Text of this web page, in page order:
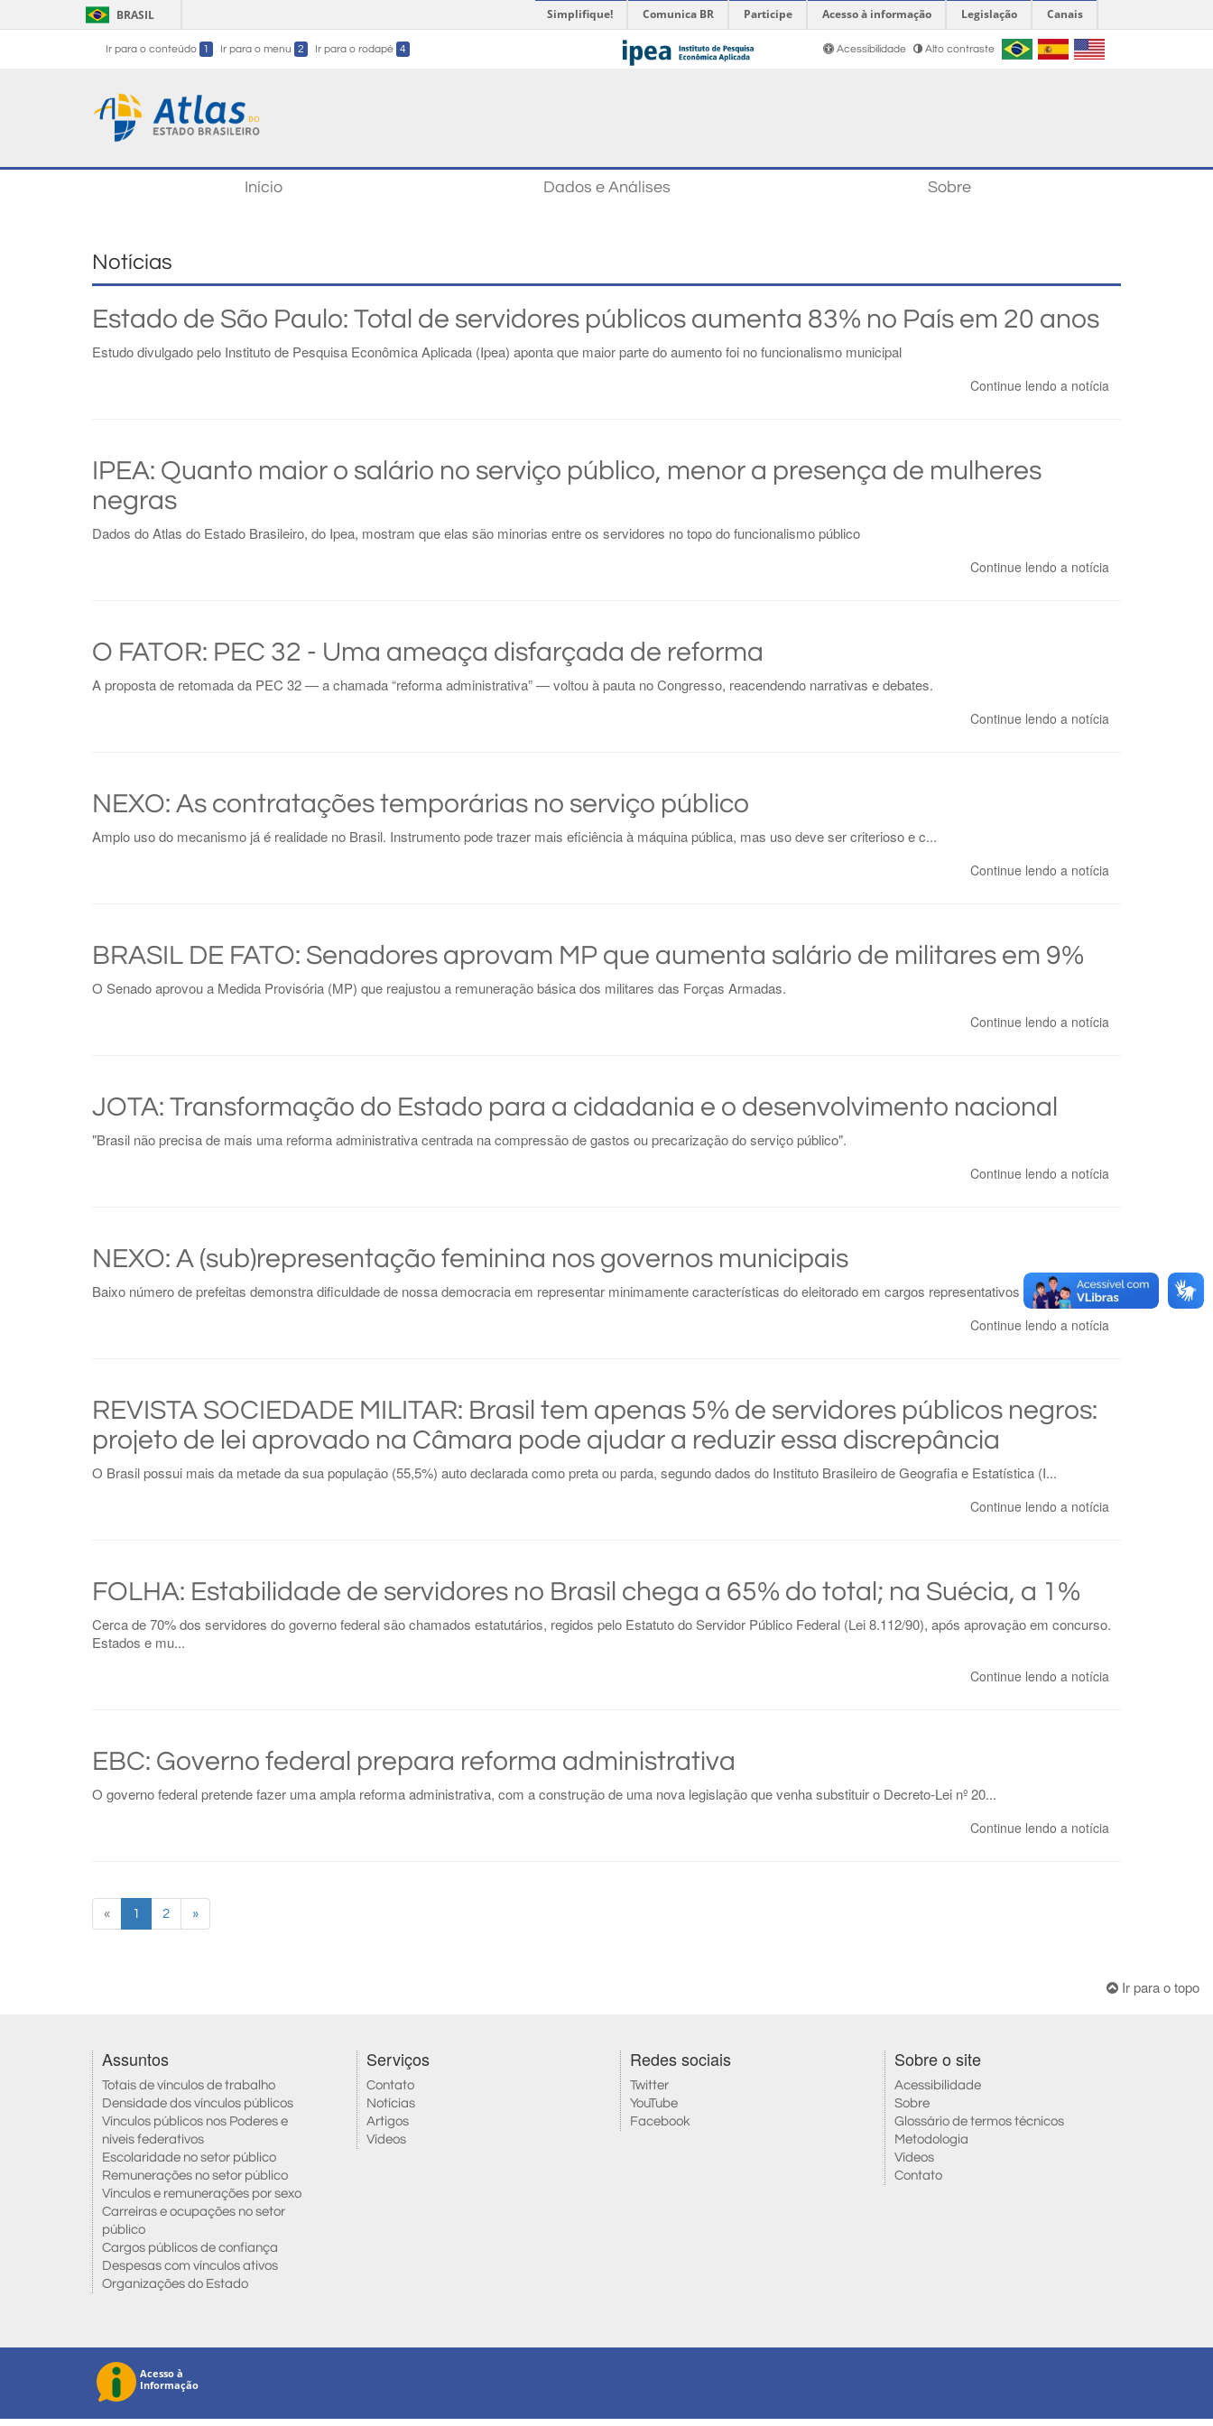
BRASIL Simplifique! Comunica BR Participe Acesso à informação Legislação Canais
Ir para o conteúdo 1 Ir para o menu 2 Ir para o rodapé 4 Acessibilidade Alto contraste
Início Dados e Análises Sobre
Notícias
Estado de São Paulo: Total de servidores públicos aumenta 83% no País em 20 anos
Estudo divulgado pelo Instituto de Pesquisa Econômica Aplicada (Ipea) aponta que maior parte do aumento foi no funcionalismo municipal
Continue lendo a notícia
IPEA: Quanto maior o salário no serviço público, menor a presença de mulheres
negras
Dados do Atlas do Estado Brasileiro, do Ipea, mostram que elas são minorias entre os servidores no topo do funcionalismo público
Continue lendo a notícia
O FATOR: PEC 32 - Uma ameaça disfarçada de reforma
A proposta de retomada da PEC 32 — a chamada “reforma administrativa” — voltou à pauta no Congresso, reacendendo narrativas e debates.
Continue lendo a notícia
NEXO: As contratações temporárias no serviço público
Amplo uso do mecanismo já é realidade no Brasil. Instrumento pode trazer mais eficiência à máquina pública, mas uso deve ser criterioso e c...
Continue lendo a notícia
BRASIL DE FATO: Senadores aprovam MP que aumenta salário de militares em 9%
O Senado aprovou a Medida Provisória (MP) que reajustou a remuneração básica dos militares das Forças Armadas.
Continue lendo a notícia
JOTA: Transformação do Estado para a cidadania e o desenvolvimento nacional
"Brasil não precisa de mais uma reforma administrativa centrada na compressão de gastos ou precarização do serviço público".
Continue lendo a notícia
NEXO: A (sub)representação feminina nos governos municipais
Baixo número de prefeitas demonstra dificuldade de nossa democracia em representar minimamente características do eleitorado em cargos representativos e de poder e tr...
Continue lendo a notícia
REVISTA SOCIEDADE MILITAR: Brasil tem apenas 5% de servidores públicos negros:
projeto de lei aprovado na Câmara pode ajudar a reduzir essa discrepância
O Brasil possui mais da metade da sua população (55,5%) auto declarada como preta ou parda, segundo dados do Instituto Brasileiro de Geografia e Estatística (I...
Continue lendo a notícia
FOLHA: Estabilidade de servidores no Brasil chega a 65% do total; na Suécia, a 1%
Cerca de 70% dos servidores do governo federal são chamados estatutários, regidos pelo Estatuto do Servidor Público Federal (Lei 8.112/90), após aprovação em concurso.
Estados e mu...
Continue lendo a notícia
EBC: Governo federal prepara reforma administrativa
O governo federal pretende fazer uma ampla reforma administrativa, com a construção de uma nova legislação que venha substituir o Decreto-Lei nº 20...
Continue lendo a notícia
« 1 2 »
Ir para o topo
Assuntos
Totais de vínculos de trabalho
Densidade dos vínculos públicos
Vínculos públicos nos Poderes e
níveis federativos
Escolaridade no setor público
Remunerações no setor público
Vínculos e remunerações por sexo
Carreiras e ocupações no setor
público
Cargos públicos de confiança
Despesas com vínculos ativos
Organizações do Estado
Serviços
Contato
Notícias
Artigos
Vídeos
Redes sociais
Twitter
YouTube
Facebook
Sobre o site
Acessibilidade
Sobre
Glossário de termos técnicos
Metodologia
Vídeos
Contato